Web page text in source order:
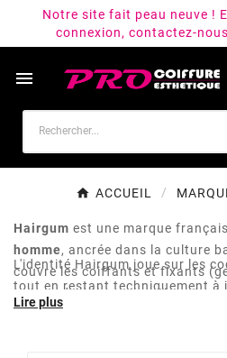
Notre site fait peau neuve !
connexion, contactez-

ACCUEIL
Hairgum est une marque
homme, ancrée dans la culture
couvre les coiffants et fixants
pommades), les colorations
L'identité Hairgum joue sur les
tout en restant techniquement à
qui résistent à l'humidité sans